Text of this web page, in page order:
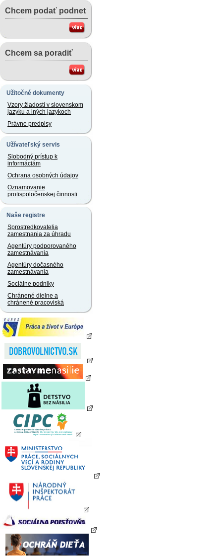
Chcem podať podnet
Chcem sa poradiť
Užitočné dokumenty
Vzory žiadostí v slovenskom
jazyku a iných jazykoch
Právne predpisy
Užívateľský servis
Slobodný prístup k
informáciám
Ochrana osobných údajov
Oznamovanie
protispoločenskej činnosti
Naše registre
Sprostredkovatelia
zamestnania za úhradu
Agentúry podporovaného
zamestnávania
Agentúry dočasného
zamestnávania
Sociálne podniky
Chránené dielne a
chránené pracoviská